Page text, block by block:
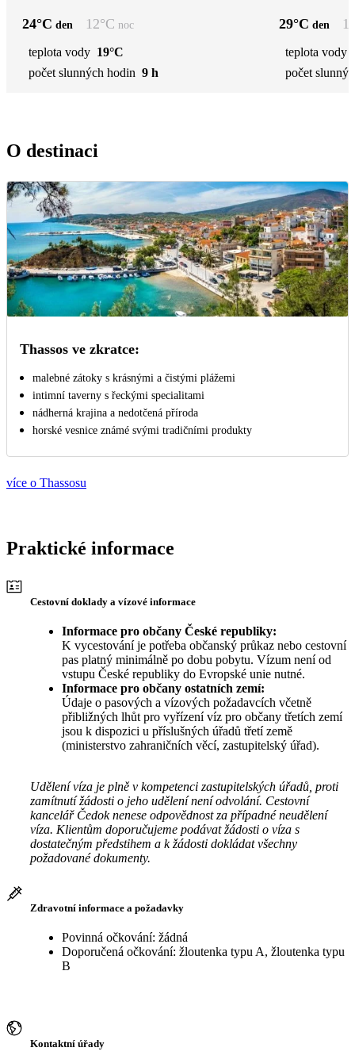
24°C den 12°C noc
teplota vody 19°C
počet slunných hodin 9 h
29°C den
teplota vody
počet
O destinaci
Thassos ve zkratce:
malebné zátoky s krásnými a čistými plážemi
intimní taverny s řeckými specialitami
nádherná krajina a nedotčená příroda
horské vesnice známé svými tradičními produkty
více o Thassosu
Praktické informace
Cestovní doklady a vízové informace
Informace pro občany České republiky:
K vycestování je potřeba občanský průkaz nebo cestovní
pas platný minimálně po dobu pobytu. Vízum není od
vstupu České republiky do Evropské unie nutné.
Informace pro občany ostatních zemí:
Údaje o pasových a vízových požadavcích včetně
přibližných lhůt pro vyřízení víz pro občany třetích zemí
jsou k dispozici u příslušných úřadů třetí země
(ministerstvo zahraničních věcí, zastupitelský úřad).
Udělení víza je plně v kompetenci zastupitelských úřadů, proti
zamítnutí žádosti o jeho udělení není odvolání. Cestovní
kancelář Čedok nenese odpovědnost za případné neudělení
víza. Klientům doporučujeme podávat žádosti o víza s
dostatečným předstihem a k žádosti dokládat všechny
požadované dokumenty.
Zdravotní informace a požadavky
Povinná očkování: žádná
Doporučená očkování: žloutenka typu A, žloutenka typu
B
Kontaktní úřady